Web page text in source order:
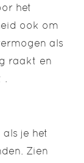
het
ook om
als
raakt en
je het
Zien